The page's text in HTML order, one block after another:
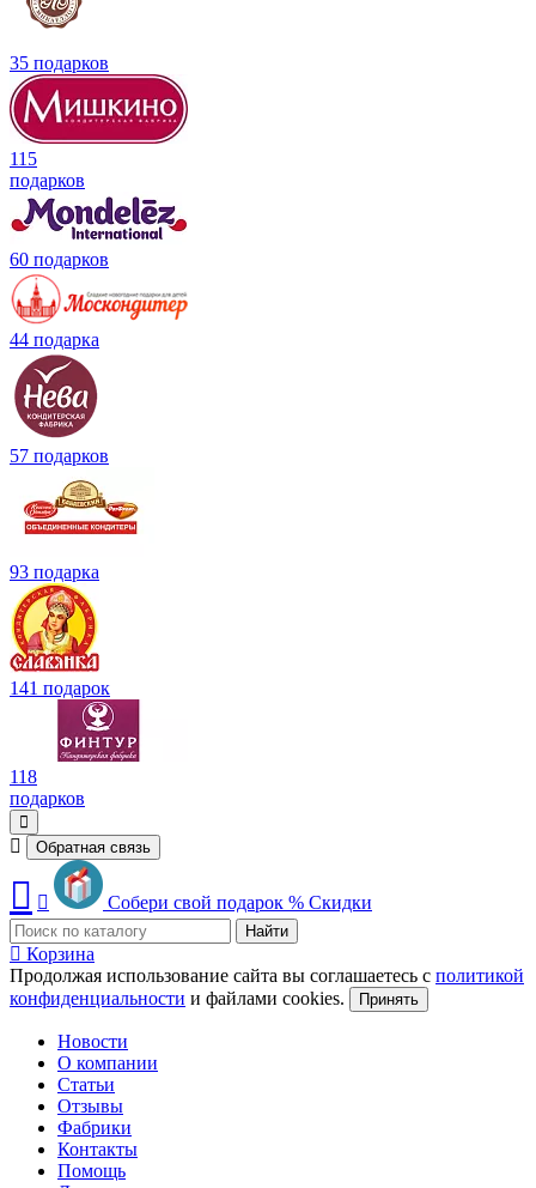
35 подарков
115
подарков
60 подарков
44 подарка
57 подарков
93 подарка
141 подарок
118
подарков
Обратная связь
Собери свой подарок % Скидки
Найти
Корзина
Продолжая использование сайта вы соглашаетесь с политикой
конфиденциальности и файлами cookies. Принять
Новости
О компании
Статьи
Отзывы
Фабрики
Контакты
Помощь